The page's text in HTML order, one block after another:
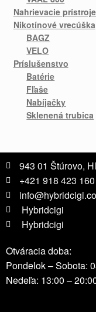
Nahrievacie
Nikotínové vrecúška
BAGZ
VELO
Príslušenstvo
Batérie
Fľaše
Nabíjačky
Sklenená trubica
943 01 Štúrovo,
+421 918 423 160
Hybridcigi
Hybridcigi
Otváracia doba:
Pondelok – Sobota:
Nedeľa: 13:00 –